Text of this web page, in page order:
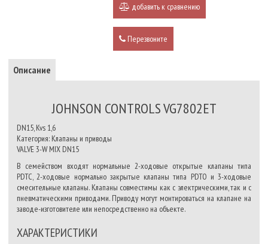
добавить к сравнению
Перезвоните
Описание
JOHNSON CONTROLS VG7802ET
DN15, Kvs 1,6
Категория: Клапаны и приводы
VALVE 3-W MIX DN15
В семейством входят нормальные 2-ходовые открытые клапаны типа
PDTC, 2-ходовые нормально закрытые клапаны типа PDTO и 3-ходовые
смесительные клапаны. Клапаны совместимы как с электрическими, так и с
пневматическими приводами. Приводу могут монтироваться на клапане на
заводе-изготовителе или непосредственно на объекте.
ХАРАКТЕРИСТИКИ